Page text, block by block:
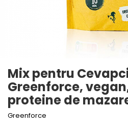
Mustar si specialitati din
preparate
Otet balsamic
Otet Fallot
Otet Gegenbauer
Strecuratoare, site, spumiere
Razatoare, peelere, feliatoare
Forme de copt
Placi de taiere
Accesorii pentru patiserie
Cafetiere
Mix pentru
Greenforce,
proteine de
Greenforce